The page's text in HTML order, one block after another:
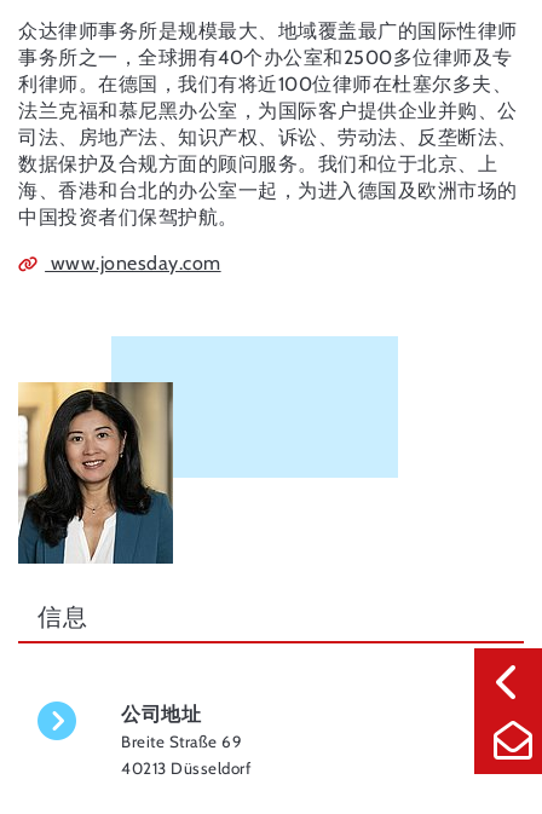
众达律师事务所是规模最大、地域覆盖最广的国际性律师
事务所之一，全球拥有40个办公室和2500多位律师及专
利律师。在德国，我们有将近100位律师在杜塞尔多夫、
法兰克福和慕尼黑办公室，为国际客户提供企业并购、公
司法、房地产法、知识产权、诉讼、劳动法、反垄断法、
数据保护及合规方面的顾问服务。我们和位于北京、上
海、香港和台北的办公室一起，为进入德国及欧洲市场的
中国投资者们保驾护航。
www.jonesday.com
信息
公司地址
Breite Straße 69
40213 Düsseldorf